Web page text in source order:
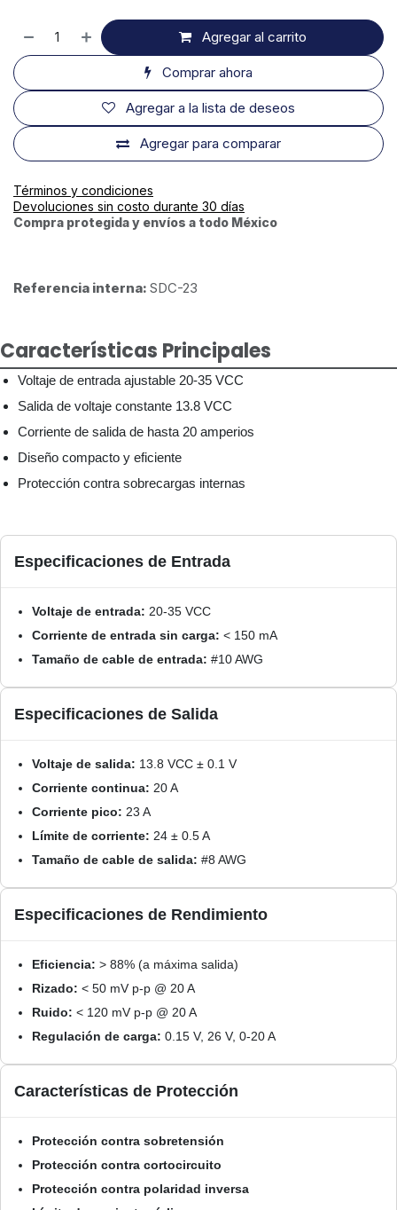
Agregar al carrito
Comprar ahora
Agregar para comparar
Agregar a la lista de deseos
Términos y condiciones
Devoluciones sin costo durante 30 días
Compra protegida y envíos a todo México
Referencia interna: SDC-23
Características Principales
Voltaje de entrada ajustable 20-35 VCC
Salida de voltaje constante 13.8 VCC
Corriente de salida de hasta 20 amperios
Diseño compacto y eficiente
Protección contra sobrecargas internas
Especificaciones de Entrada
Voltaje de entrada: 20-35 VCC
Corriente de entrada sin carga: < 150 mA
Tamaño de cable de entrada: #10 AWG
Especificaciones de Salida
Voltaje de salida: 13.8 VCC ± 0.1 V
Corriente continua: 20 A
Corriente pico: 23 A
Límite de corriente: 24 ± 0.5 A
Tamaño de cable de salida: #8 AWG
Especificaciones de Rendimiento
Eficiencia: > 88% (a máxima salida)
Rizado: < 50 mV p-p @ 20 A
Ruido: < 120 mV p-p @ 20 A
Regulación de carga: 0.15 V, 26 V, 0-20 A
Características de Protección
Protección contra sobretensión
Protección contra cortocircuito
Protección contra polaridad inversa